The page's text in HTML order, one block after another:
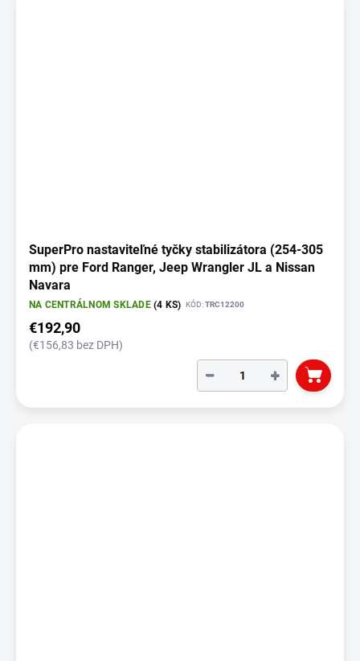
SuperPro nastaviteľné tyčky stabilizátora (254-305
mm) pre Ford Ranger, Jeep Wrangler JL a Nissan
Navara
NA CENTRÁLNOM SKLADE(4 KS) KÓD:TRC12200
€192,90
(€156,83 bez DPH)
+
−